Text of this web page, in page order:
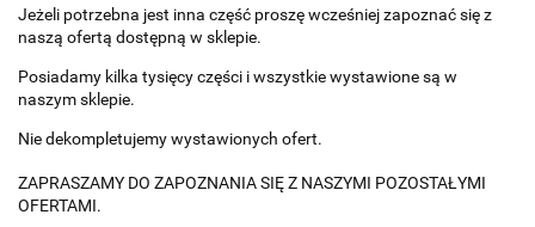
Jeżeli potrzebna jest inna część proszę wcześniej zapoznać się z
naszą ofertą dostępną w sklepie.
Posiadamy kilka tysięcy części i wszystkie wystawione są w
naszym sklepie.
Nie dekompletujemy wystawionych ofert.
ZAPRASZAMY DO ZAPOZNANIA SIĘ Z NASZYMI POZOSTAŁYMI
OFERTAMI.